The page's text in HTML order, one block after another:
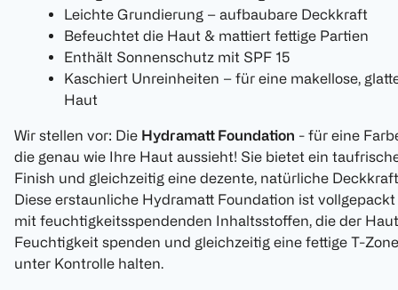
Leichte Grundierung – aufbaubare Deckkraft
Befeuchtet die Haut & mattiert fettige Partien
Enthält Sonnenschutz mit SPF 15
Kaschiert Unreinheiten – für eine makellose,
Haut
Wir stellen vor: Die Hydramatt Foundation - für eine
die genau wie Ihre Haut aussieht! Sie bietet ein
Finish und gleichzeitig eine dezente, natürliche
Diese erstaunliche Hydramatt Foundation ist vollgepackt
mit feuchtigkeitsspendenden Inhaltsstoffen, die der Haut
Feuchtigkeit spenden und gleichzeitig eine fettige T-Zone
unter Kontrolle halten.